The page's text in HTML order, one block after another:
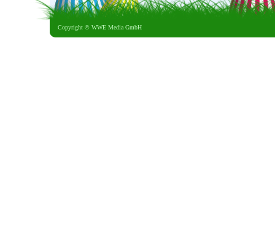
Copyright © WWE Media GmbH